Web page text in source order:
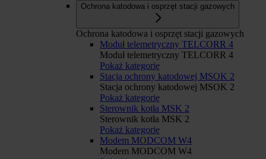
Ochrona katodowa i osprzęt stacji gazowych
Ochrona katodowa i osprzęt stacji gazowych
Moduł telemetryczny TELCORR 4
Moduł telemetryczny TELCORR 4
Pokaż kategorię
Stacja ochrony katodowej MSOK 2
Stacja ochrony katodowej MSOK 2
Pokaż kategorię
Sterownik kotła MSK 2
Sterownik kotła MSK 2
Pokaż kategorię
Modem MODCOM W4
Modem MODCOM W4